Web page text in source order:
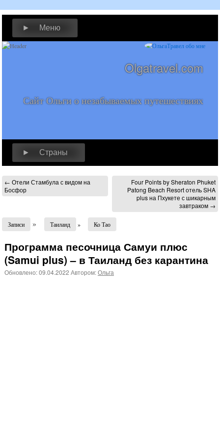
► Меню
Olgatravel.com
Сайт Ольги о незабываемых путешествиях
► Страны
← Отели Стамбула с видом на
Босфор
Four Points by Sheraton Phuket
Patong Beach Resort отель SHA
plus на Пхукете с шикарным
завтраком →
Записи » Таиланд » Ко Тао
Программа песочница Самуи плюс
(Samui plus) – в Таиланд без карантина
Обновлено:09.04.2022 Автором:Ольга